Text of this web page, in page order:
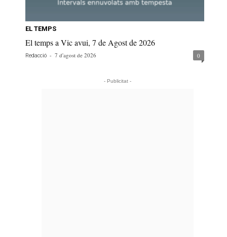
EL TEMPS
El temps a Vic avui, 7 de Agost de 2026
Redacció - 7 d'agost de 2026 0
- Publicitat -